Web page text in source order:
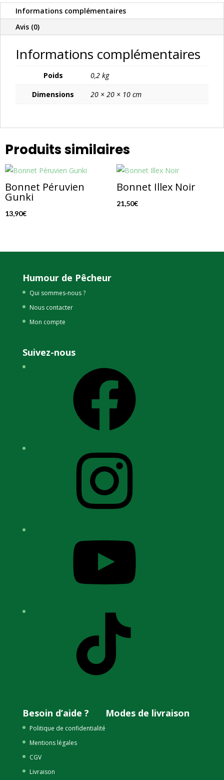
Mitch
Hell
Informations complémentaires
Avis (0)
Informations complémentaires
Poids
0,2 kg
Dimensions
20 × 20 × 10 cm
Produits similaires
Bonnet Péruvien
Gunki
13,90€
Bonnet Illex Noir
21,50€
Humour de Pêcheur
Qui sommes-nous ?
Nous contacter
Mon compte
Suivez-nous
Besoin d’aide ?
Politique de confidentialité
Mentions légales
CGV
Livraison
Modes de livraison